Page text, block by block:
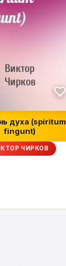
духа (spiritum
fingunt)
ЧИРКОВ